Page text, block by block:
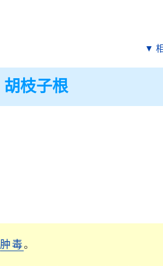
▼
胡枝子根
肿毒。